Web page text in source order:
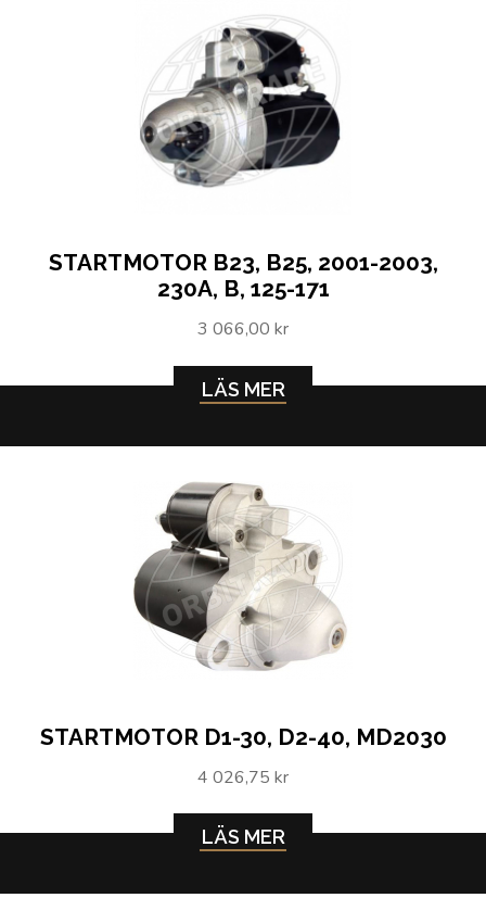
STARTMOTOR B23, B25, 2001-2003,
230A, B, 125-171
3 066,00 kr
LÄS MER
STARTMOTOR D1-30, D2-40, MD2030
4 026,75 kr
LÄS MER